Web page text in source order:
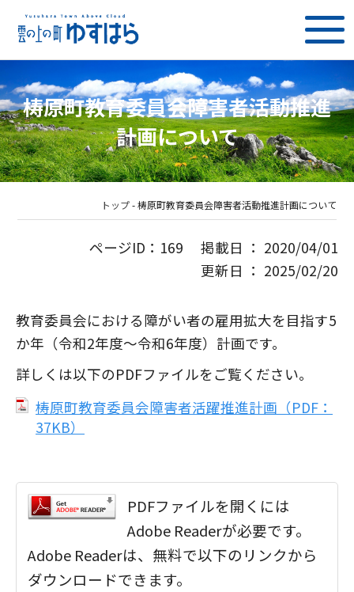
梼原町教育委員会障害者活動推進
計画について
トップ-梼原町教育委員会障害者活動推進計画について
ページID：169 掲載日 ： 2020/04/01
更新日 ： 2025/02/20
教育委員会における障がい者の雇用拡大を目指す5
か年（令和2年度～令和6年度）計画です。
詳しくは以下のPDFファイルをご覧ください。
梼原町教育委員会障害者活躍推進計画（PDF：
37KB）
PDFファイルを開くには
Adobe Readerが必要です。
Adobe Readerは、無料で以下のリンクから
ダウンロードできます。